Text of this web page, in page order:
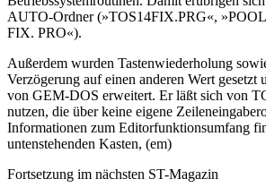
AUTO-Ordner (»TOS14FIX.PRG«,
FIX. PRO«).
Außerdem wurden Tastenwiederholung
Verzögerung auf einen anderen Wert gesetzt
von GEM-DOS erweitert. Er läßt sich von
nutzen, die über keine eigene
Informationen zum Editorfunktionsumfang
untenstehenden Kasten, (em)
Fortsetzung im nächsten ST-Magazin